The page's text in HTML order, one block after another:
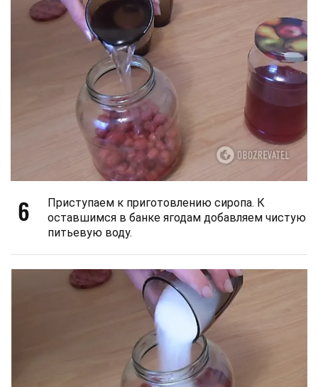
6
Приступаем к приготовлению сиропа. К
оставшимся в банке ягодам добавляем чистую
питьевую воду.